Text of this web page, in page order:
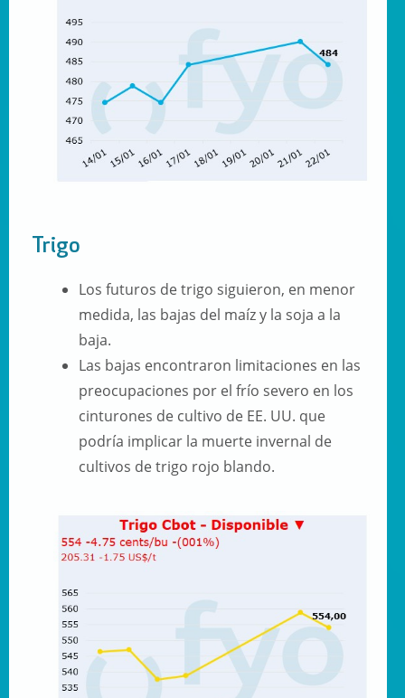
Trigo
Los futuros de trigo siguieron, en menor
medida, las bajas del maíz y la soja a la
baja.
Las bajas encontraron limitaciones en las
preocupaciones por el frío severo en los
cinturones de cultivo de EE. UU. que
podría implicar la muerte invernal de
cultivos de trigo rojo blando.